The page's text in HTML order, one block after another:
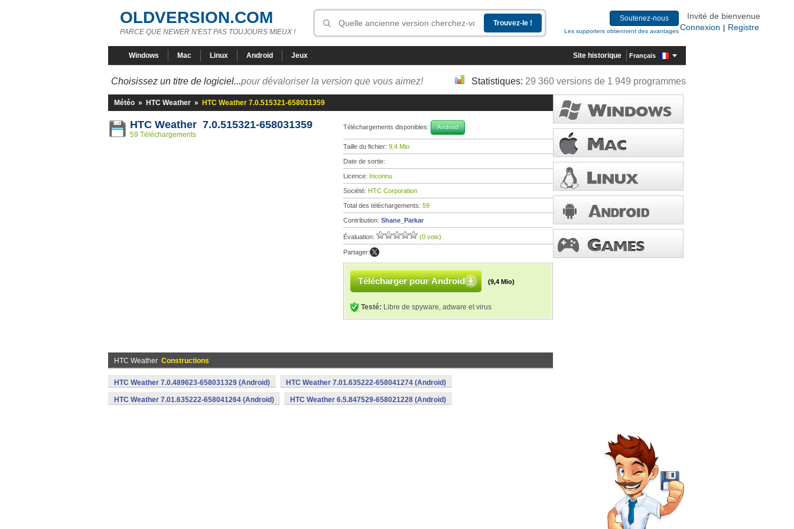
OLDVERSION.COM
PARCE QUE NEWER N'EST PAS TOUJOURS MIEUX !
Soutenez-nous
Les supporters obtiennent des avantages
Invité de bienvenue
Connexion
Registre
Windows Mac Linux Android Jeux Site historique Français
Choisissez un titre de logiciel...pour dévaloriser la version que vous aimez! Statistiques: 29 360 versions de 1 949 programmes
Météo » HTC Weather » HTC Weather 7.0.515321-658031359
HTC Weather 7.0.515321-658031359
59 Téléchargements
Téléchargements disponibles: Android
Taille du fichier: 9,4 Mio
Date de sortie:
Licence: Inconnu
Société: HTC Corporation
Total des téléchargements: 59
Contribution: Shane_Parkar
Évaluation: (0 voix)
Partager:
Télécharger pour Android (9,4 Mio)
Testé: Libre de spyware, adware et virus
HTC Weather Constructions
HTC Weather 7.0.489623-658031329 (Android) HTC Weather 7.01.635222-658041274 (Android)
HTC Weather 7.01.635222-658041264 (Android) HTC Weather 6.5.847529-658021228 (Android)